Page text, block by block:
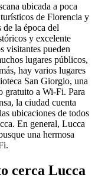
ubicada a poca
de Florencia y
la época del
y excelente
visitantes pueden
lugares públicos,
hay varios lugares
San Giorgio, una
gratuito a Wi-Fi. Para
la ciudad cuenta
ubicaciones de todos
En general, Lucca
una hermosa
cerca Lucca